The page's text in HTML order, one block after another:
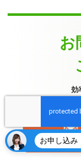
お
効
ビジ